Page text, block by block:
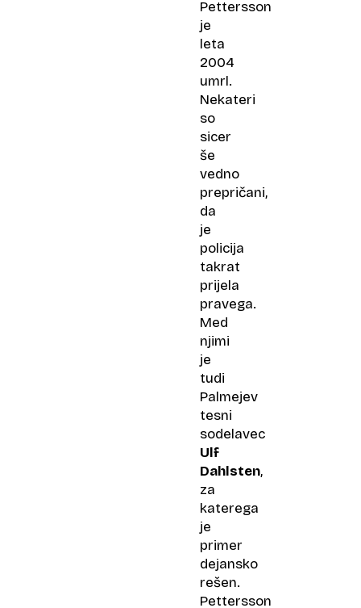
Pettersson
je
leta
2004
umrl.
Nekateri
so
sicer
še
vedno
prepričani,
da
je
policija
takrat
prijela
pravega.
Med
njimi
je
tudi
Palmejev
tesni
sodelavec
Ulf
Dahlsten,
za
katerega
je
primer
dejansko
rešen.
Pettersson